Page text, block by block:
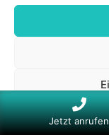
Cookie-
4.9/5 -
Anrufen
Jetzt anrufen